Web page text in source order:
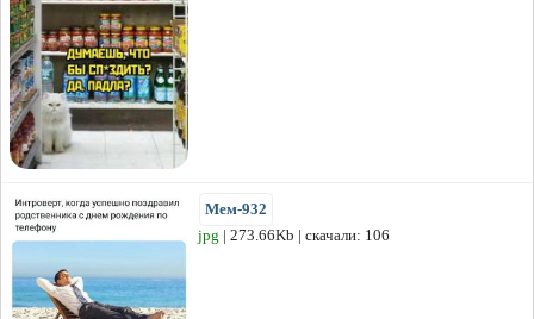
Мем-932
jpg | 273.66Kb | скачали: 106